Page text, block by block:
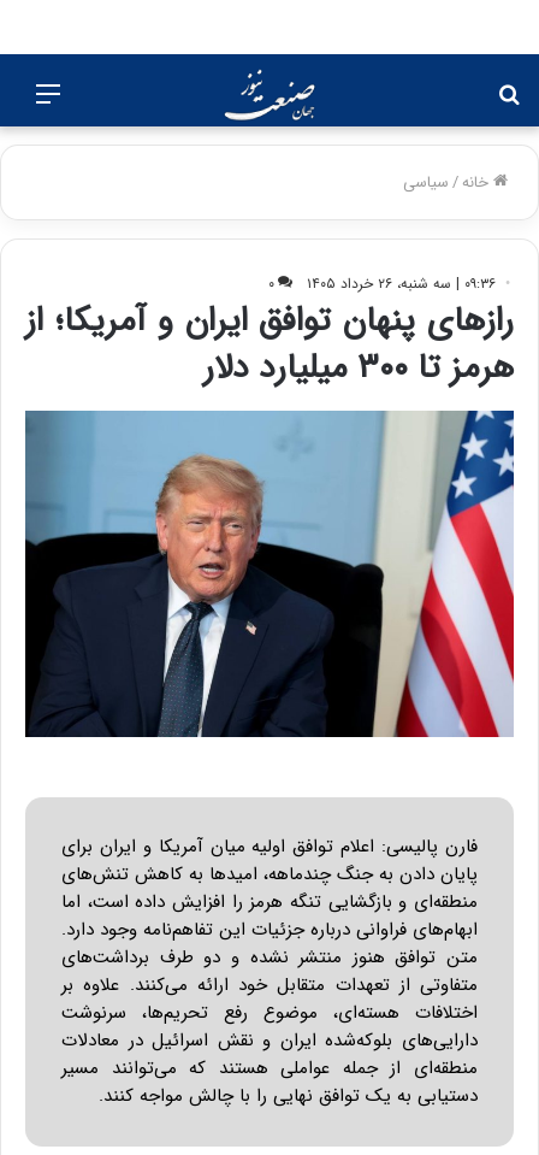
برای
خانه/سیاسی
۰۹:۳۶ | سه شنبه، ۲۶ خرداد ۱۴۰۵ ۰
رازهای پنهان توافق ایران و آمریکا؛ از
هرمز تا ۳۰۰ میلیارد دلار
فارن پالیسی: اعلام توافق اولیه میان آمریکا و ایران برای
پایان دادن به جنگ چندماهه، امیدها به کاهش تنش‌های
منطقه‌ای و بازگشایی تنگه هرمز را افزایش داده است، اما
ابهام‌های فراوانی درباره جزئیات این تفاهم‌نامه وجود دارد.
متن توافق هنوز منتشر نشده و دو طرف برداشت‌های
متفاوتی از تعهدات متقابل خود ارائه می‌کنند. علاوه بر
اختلافات هسته‌ای، موضوع رفع تحریم‌ها، سرنوشت
دارایی‌های بلوکه‌شده ایران و نقش اسرائیل در معادلات
منطقه‌ای از جمله عواملی هستند که می‌توانند مسیر
دستیابی به یک توافق نهایی را با چالش مواجه کنند.